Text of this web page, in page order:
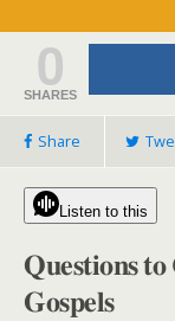
0
SHARES
Share
Listen to this
𝐐𝐮𝐞𝐬𝐭𝐢𝐨𝐧𝐬
𝐆𝐨𝐬𝐩𝐞𝐥𝐬